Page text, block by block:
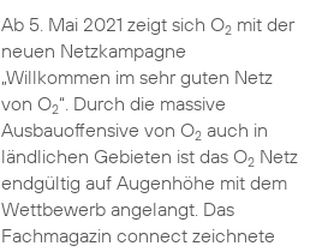
Ab 5. Mai 2021 zeigt sich O2mit der
neuen Netzkampagne
„Willkommen im sehr guten Netz
von O2“. Durch die massive
Ausbauoffensive von O2auch in
ländlichen Gebieten ist das O2Netz
endgültig auf Augenhöhe mit dem
Wettbewerb angelangt. Das
Fachmagazin connect zeichnete